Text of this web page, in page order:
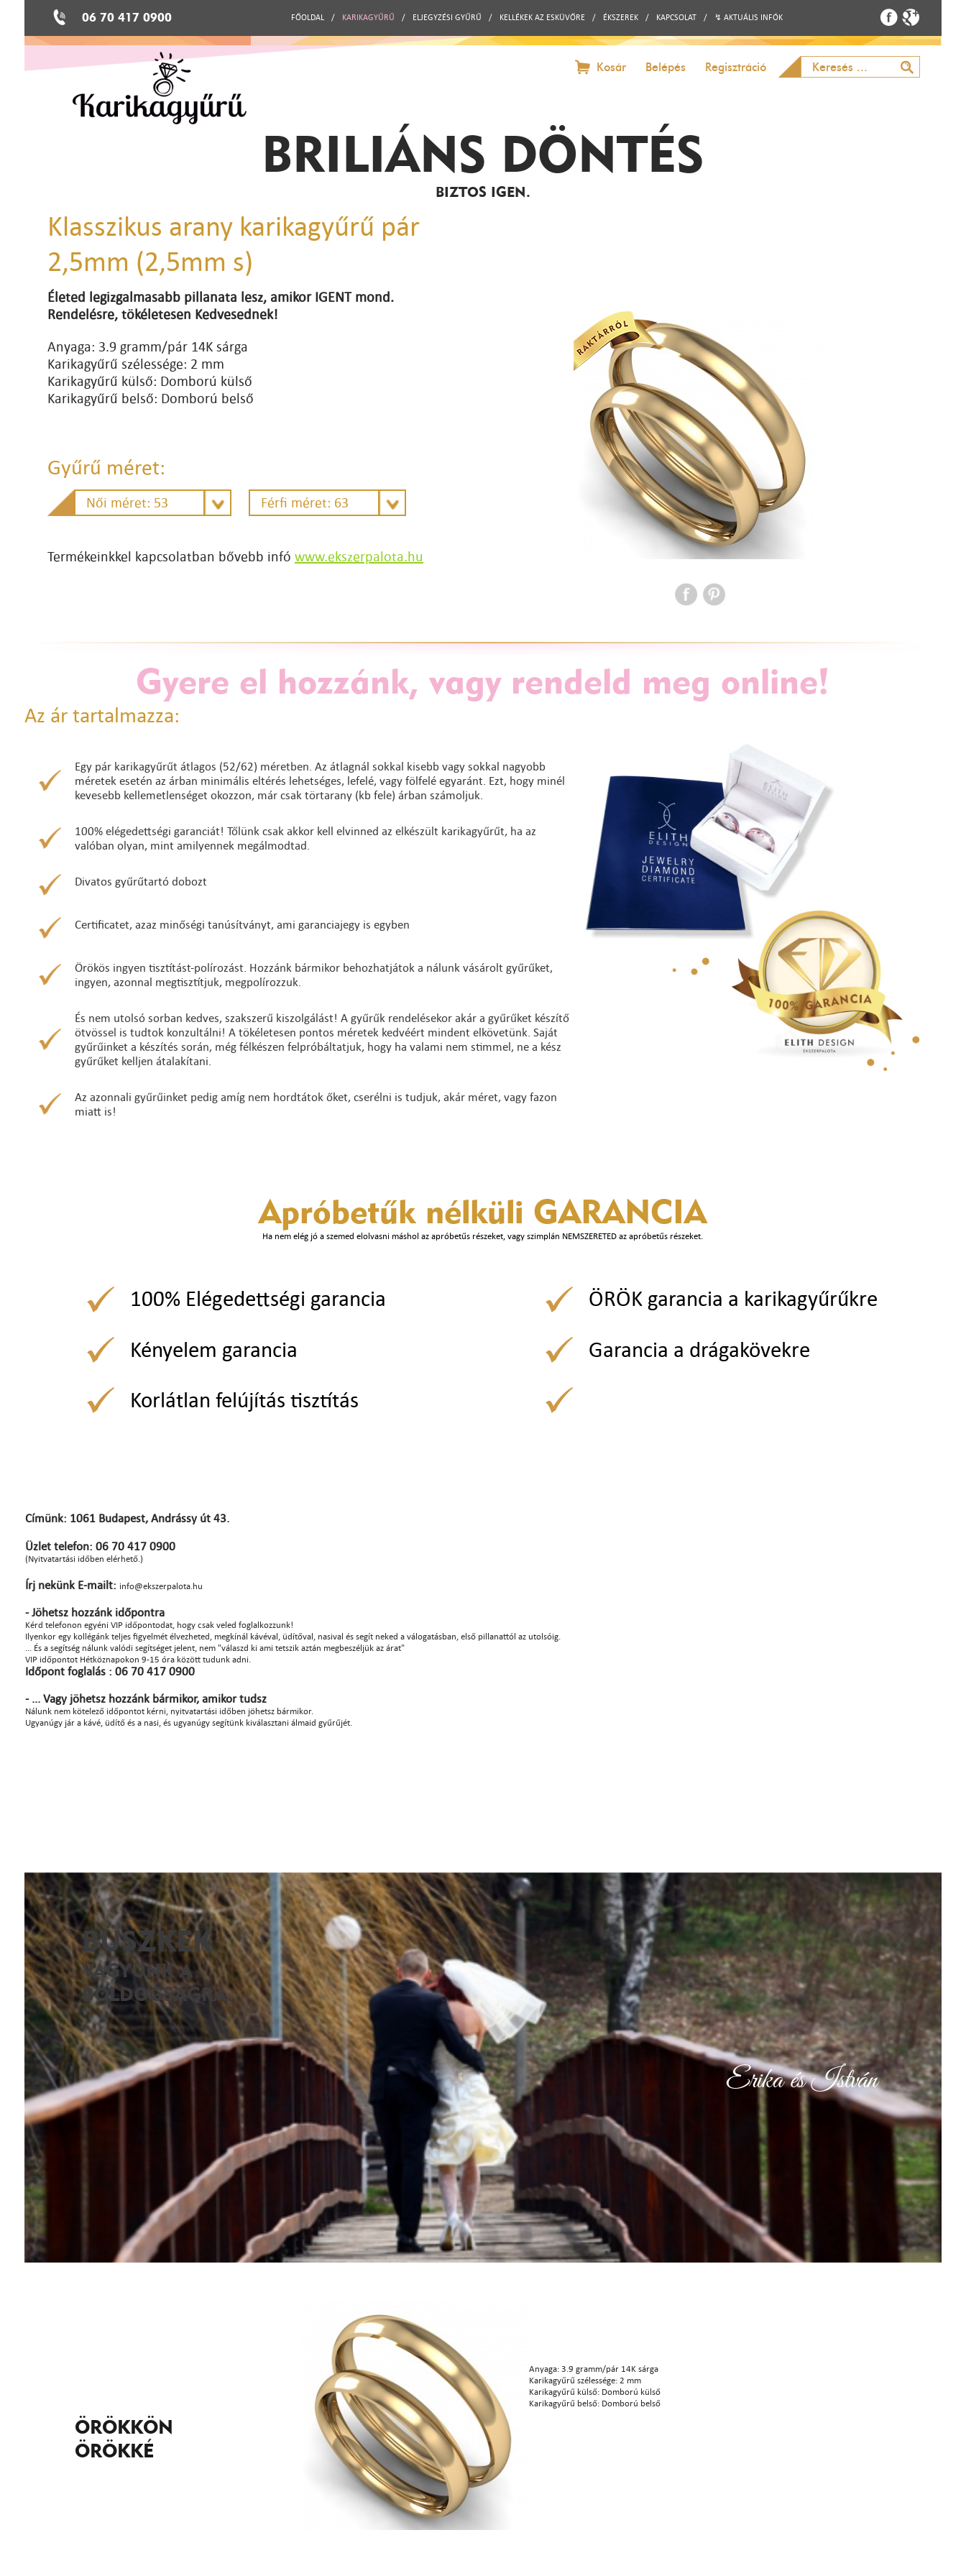
06 70 417 0900 FŐOLDAL / KARIKAGYŰRŰ / ELJEGYZÉSI GYŰRŰ / KELLÉKEK AZ ESKÜVŐRE / ÉKSZEREK / KAPCSOLAT / ↯ AKTUÁLIS INFÓK
Kosár Belépés Regisztráció
BRILIÁNS DÖNTÉS
BIZTOS IGEN.
Klasszikus arany karikagyűrű pár
2,5mm (2,5mm s)
Életed legizgalmasabb pillanata lesz, amikor IGENT mond.
Rendelésre, tökéletesen Kedvesednek!
Anyaga: 3.9 gramm/pár 14K sárga
Karikagyűrű szélessége: 2 mm
Karikagyűrű külső: Domború külső
Karikagyűrű belső: Domború belső
Gyűrű méret:
Női méret: 53 Férfi méret: 63
Termékeinkkel kapcsolatban bővebb infó www.ekszerpalota.hu
Gyere el hozzánk, vagy rendeld meg online!
Az ár tartalmazza:
Egy pár karikagyűrűt átlagos (52/62) méretben. Az átlagnál sokkal kisebb vagy sokkal nagyobb
méretek esetén az árban minimális eltérés lehetséges, lefelé, vagy fölfelé egyaránt. Ezt, hogy minél
kevesebb kellemetlenséget okozzon, már csak törtarany (kb fele) árban számoljuk.
100% elégedettségi garanciát! Tőlünk csak akkor kell elvinned az elkészült karikagyűrűt, ha az
valóban olyan, mint amilyennek megálmodtad.
Divatos gyűrűtartó dobozt
Certificatet, azaz minőségi tanúsítványt, ami garanciajegy is egyben
Örökös ingyen tisztítást-polírozást. Hozzánk bármikor behozhatjátok a nálunk vásárolt gyűrűket,
ingyen, azonnal megtisztítjuk, megpolírozzuk.
És nem utolsó sorban kedves, szakszerű kiszolgálást! A gyűrűk rendelésekor akár a gyűrűket készítő
ötvössel is tudtok konzultálni! A tökéletesen pontos méretek kedvéért mindent elkövetünk. Saját
gyűrűinket a készítés során, még félkészen felpróbáltatjuk, hogy ha valami nem stimmel, ne a kész
gyűrűket kelljen átalakítani.
Az azonnali gyűrűinket pedig amíg nem hordtátok őket, cserélni is tudjuk, akár méret, vagy fazon
miatt is!
Apróbetűk nélküli GARANCIA
Ha nem elég jó a szemed elolvasni máshol az apróbetűs részeket, vagy szimplán NEMSZERETED az apróbetűs részeket.
100% Elégedettségi garancia
Kényelem garancia
Korlátlan felújítás tisztítás
ÖRÖK garancia a karikagyűrűkre
Garancia a drágakövekre
Címünk: 1061 Budapest, Andrássy út 43.
Üzlet telefon: 06 70 417 0900
(Nyitvatartási időben elérhető.)
Írj nekünk E-mailt: info@ekszerpalota.hu
- Jöhetsz hozzánk időpontra
Kérd telefonon egyéni VIP időpontodat, hogy csak veled foglalkozzunk!
Ilyenkor egy kollégánk teljes figyelmét élvezheted, megkínál kávéval, üdítőval, nasival és segít neked a válogatásban, első pillanattól az utolsóig.
... És a segítség nálunk valódi segítséget jelent, nem "válaszd ki ami tetszik aztán megbeszéljük az árat"
VIP időpontot Hétköznapokon 9-15 óra között tudunk adni.
Időpont foglalás : 06 70 417 0900
- ... Vagy jöhetsz hozzánk bármikor, amikor tudsz
Nálunk nem kötelező időpontot kérni, nyitvatartási időben jöhetsz bármikor.
Ugyanúgy jár a kávé, üdítő és a nasi, és ugyanúgy segítünk kiválasztani álmaid gyűrűjét.
BÜSZKÉK
VAGYUNK A
BOLDOGSÁGRA.
Erika és István
ÖRÖKKÖN
ÖRÖKKÉ
Anyaga: 3.9 gramm/pár 14K sárga
Karikagyűrű szélessége: 2 mm
Karikagyűrű külső: Domború külső
Karikagyűrű belső: Domború belső